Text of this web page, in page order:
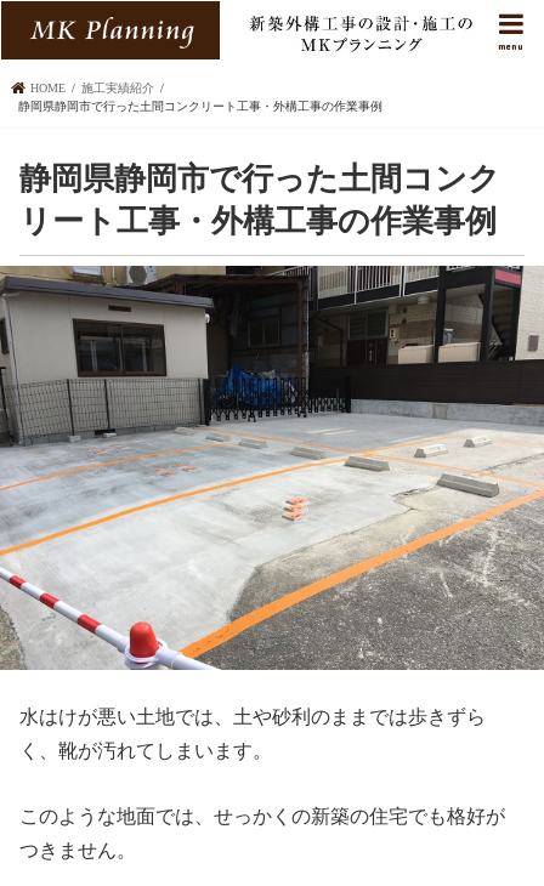
menu
HOME
施工実績紹介
静岡県静岡市で行った土間コンクリート工事・外構工事の作業事例
静岡県静岡市で行った土間コンク
リート工事・外構工事の作業事例
水はけが悪い土地では、土や砂利のままでは歩きずら
く、靴が汚れてしまいます。
このような地面では、せっかくの新築の住宅でも格好が
つきません。